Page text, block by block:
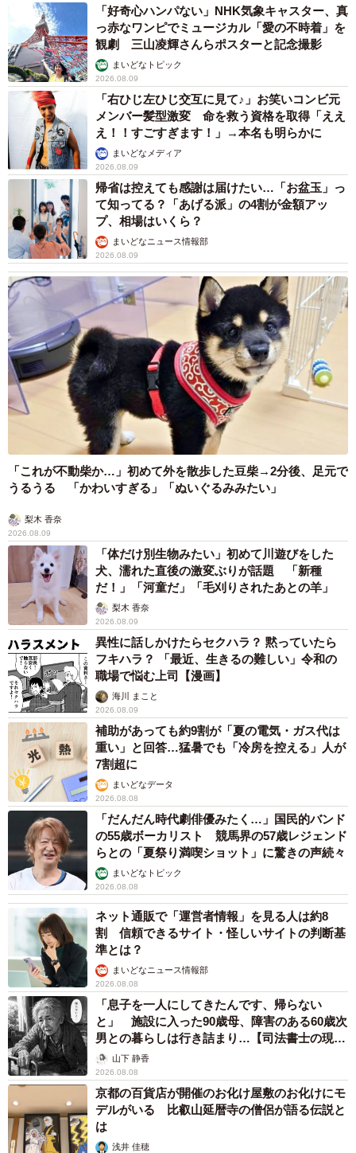
「好奇心ハンパない」NHK気象キャスター、真
っ赤なワンピでミュージカル「愛の不時着」を
観劇 三山凌輝さんらポスターと記念撮影
まいどなトピック
2026.08.09
「右ひじ左ひじ交互に見て♪」お笑いコンビ元
メンバー髪型激変 命を救う資格を取得「ええ
え！！すごすぎます！」→本名も明らかに
まいどなメディア
2026.08.09
帰省は控えても感謝は届けたい…「お盆玉」っ
て知ってる？「あげる派」の4割が金額アッ
プ、相場はいくら？
まいどなニュース情報部
2026.08.09
「これが不動柴か…」初めて外を散歩した豆柴→2分後、足元で
うるうる 「かわいすぎる」「ぬいぐるみみたい」
梨木 香奈
2026.08.09
「体だけ別生物みたい」初めて川遊びをした
犬、濡れた直後の激変ぶりが話題 「新種
だ！」「河童だ」「毛刈りされたあとの羊」
梨木 香奈
2026.08.09
異性に話しかけたらセクハラ？ 黙っていたら
フキハラ？ 「最近、生きるの難しい」令和の
職場で悩む上司【漫画】
海川 まこと
2026.08.09
補助があっても約9割が「夏の電気・ガス代は
重い」と回答…猛暑でも「冷房を控える」人が
7割超に
まいどなデータ
2026.08.08
「だんだん時代劇俳優みたく…」国民的バンド
の55歳ボーカリスト 競馬界の57歳レジェンド
らとの「夏祭り満喫ショット」に驚きの声続々
まいどなトピック
2026.08.08
ネット通販で「運営者情報」を見る人は約8
割 信頼できるサイト・怪しいサイトの判断基
準とは？
まいどなニュース情報部
2026.08.08
「息子を一人にしてきたんです、帰らない
と」 施設に入った90歳母、障害のある60歳次
男との暮らしは行き詰まり…【司法書士の現場
から】山下 静香
2026.08.08
京都の百貨店が開催のお化け屋敷のお化けにモ
デルがいる 比叡山延暦寺の僧侶が語る伝説と
は
浅井 佳穂